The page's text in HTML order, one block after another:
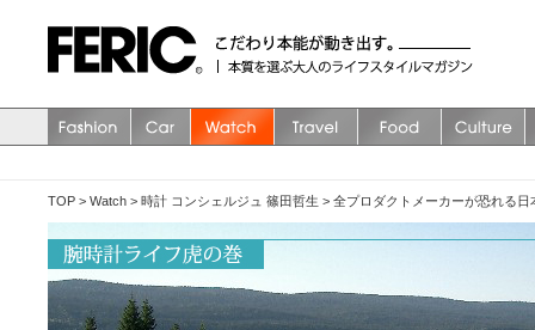
TOP > Watch > 時計 コンシェルジュ 篠田哲生 > 全プロダクトメーカーが恐れる日